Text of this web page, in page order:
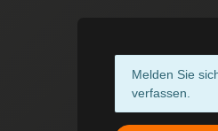
Melden Sie
verfassen.